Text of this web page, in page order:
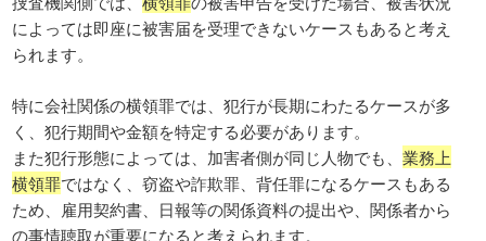
によっては即座に被害届を受理できないケースもあると考え
られます。
特に会社関係の横領罪では、犯行が長期にわたるケースが多
く、犯行期間や金額を特定する必要があります。
また犯行形態によっては、加害者側が同じ人物でも、業務上
横領罪ではなく、窃盗や詐欺罪、背任罪になるケースもある
ため、雇用契約書、日報等の関係資料の提出や、関係者から
の事情聴取が重要になると考えられます。